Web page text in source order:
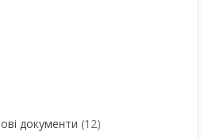
документи (12)